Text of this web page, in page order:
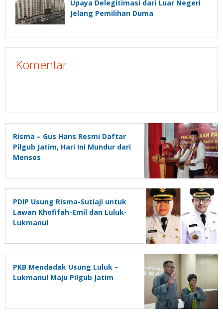
Upaya Delegitimasi dari Luar Negeri
Jelang Pemilihan Duma
Komentar
Risma – Gus Hans Resmi Daftar
Pilgub Jatim, Hari Ini Mundur dari
Mensos
PDIP Usung Risma-Sutiaji untuk
Lawan Khofifah-Emil dan Luluk-
Lukmanul
PKB Mendadak Usung Luluk –
Lukmanul Maju Pilgub Jatim